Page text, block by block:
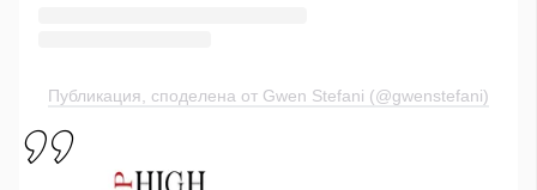
Публикация, споделена от Gwen Stefani (@gwenstefani)